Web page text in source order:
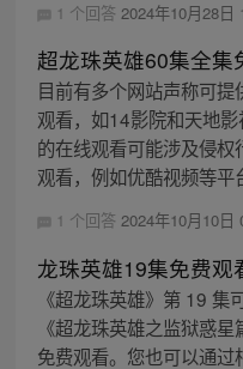
1 个回答 2024年10月28日
超龙珠英雄60集全集
目前有多个网站声称可
观看，如14影院和天地
的在线观看可能涉及侵
观看，例如优酷视频等平
1 个回答 2024年10月10日
龙珠英雄19集免费观
《超龙珠英雄》第 19
《超龙珠英雄之监狱惑
免费观看。您也可以通过